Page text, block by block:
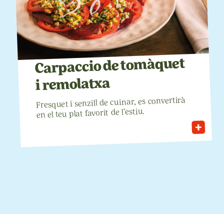
Fresquet i senzill de cuinar, es convertirà
en el teu plat favorit de l’estiu.
Carpacciodetomàquet
iremolatxa